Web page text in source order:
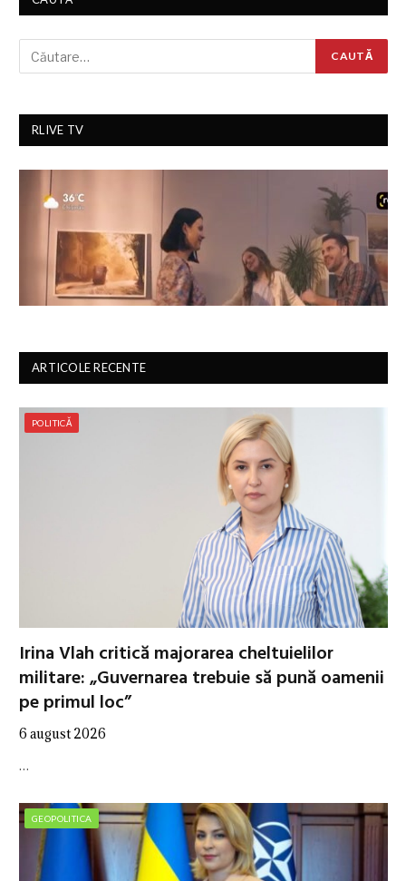
RLIVE TV
ARTICOLE RECENTE
POLITICĂ
Irina Vlah critică majorarea cheltuielilor
militare: „Guvernarea trebuie să pună oamenii
pe primul loc”
6 august 2026
…
GEOPOLITICA